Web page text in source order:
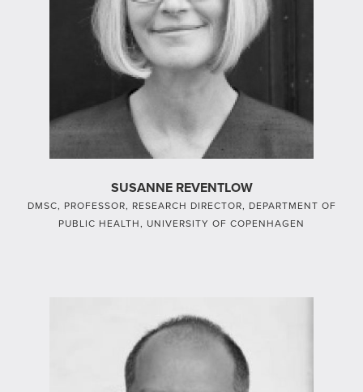
SUSANNE REVENTLOW
DMSC, PROFESSOR, RESEARCH DIRECTOR, DEPARTMENT OF
PUBLIC HEALTH, UNIVERSITY OF COPENHAGEN